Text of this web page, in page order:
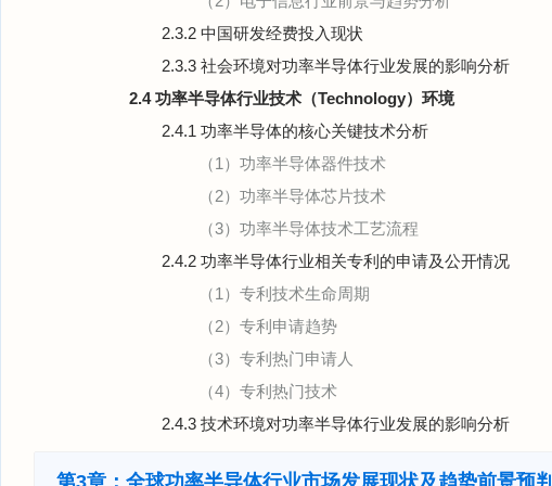
2.3.2 中国研发经费投入现状
2.3.3 社会环境对功率半导体行业发展的影响分析
2.4 功率半导体行业技术（Technology）环境
2.4.1 功率半导体的核心关键技术分析
（1）功率半导体器件技术
（2）功率半导体芯片技术
（3）功率半导体技术工艺流程
2.4.2 功率半导体行业相关专利的申请及公开情况
（1）专利技术生命周期
（2）专利申请趋势
（3）专利热门申请人
（4）专利热门技术
2.4.3 技术环境对功率半导体行业发展的影响分析
第3章：全球功率半导体行业市场发展现状及趋势前景预判